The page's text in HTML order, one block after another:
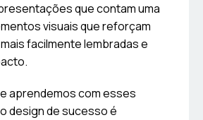
que contam uma
visuais que reforçam
facilmente lembradas e
aprendemos com esses
design de sucesso é